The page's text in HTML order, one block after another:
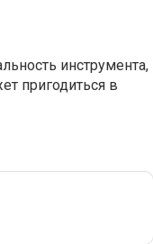
инструмента,
пригодиться в